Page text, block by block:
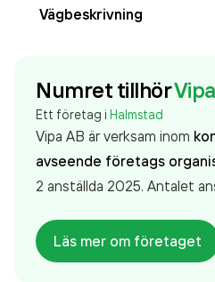
Vägbeskrivning
Numret tillhör
Ett företag i Halmstad
Vipa AB är verksam inom
avseende företags
2 anställda 2025. Antalet
varit aktivt sedan 2009.
6 168 000,00 krsenaste
Läs mer om företaget